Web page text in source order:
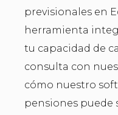
previsionales en
herramienta
tu capacidad de
consulta con
cómo nuestro
pensiones puede